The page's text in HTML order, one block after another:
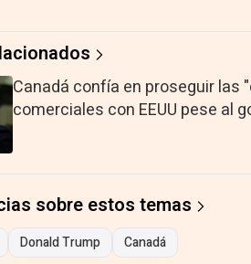
Canadá confía en proseguir
comerciales con EEUU pese al
sobre estos temas
Donald Trump Canadá